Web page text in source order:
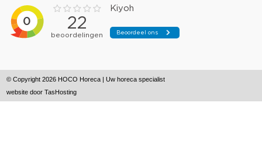
© Copyright 2026 HOCO Horeca | Uw horeca specialist
website doorTasHosting